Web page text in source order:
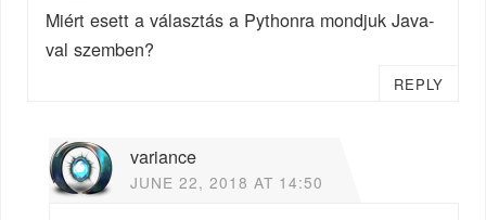
Miért esett a választás a Pythonra mondjuk Java-
val szemben?
REPLY
variance
JUNE 22, 2018 AT 14:50